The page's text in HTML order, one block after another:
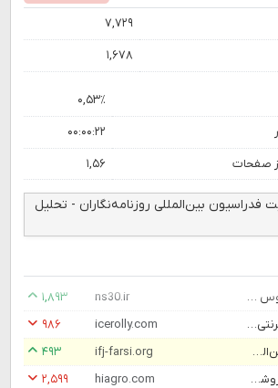
۷,۷۲۹
۱,۶۷۸
۰,۵۳٪
۰۰:۰۰:۲۲
صفحات ۱,۵۶
لپ تاپ ایسوس مدل Asus X1502 1220P i3 24G 256G ns30.ir
۱,۸۹۳
فروشگاه اینترنتی تجهیزات صنایع خوراکی و غذایی آیس رولی icerolly.com
۹۸۶
فدراسیون بین‌المللی روزنامه‌نگاران ifj-farsi.org
۴۹۳
های اگرو - فروشگاه خدمات کشاورزی hiagro.com
۲,۵۹۹